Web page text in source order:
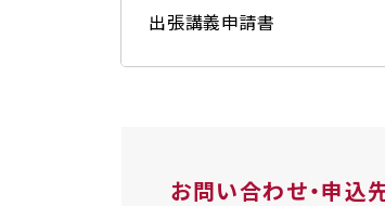
出張講義申請書
お問い合わせ・申込